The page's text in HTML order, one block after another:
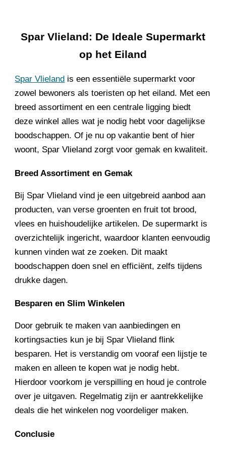
Spar Vlieland: De Ideale Supermarkt
op het Eiland
Spar Vlieland is een essentiële supermarkt voor
zowel bewoners als toeristen op het eiland. Met een
breed assortiment en een centrale ligging biedt
deze winkel alles wat je nodig hebt voor dagelijkse
boodschappen. Of je nu op vakantie bent of hier
woont, Spar Vlieland zorgt voor gemak en kwaliteit.
Breed Assortiment en Gemak
Bij Spar Vlieland vind je een uitgebreid aanbod aan
producten, van verse groenten en fruit tot brood,
vlees en huishoudelijke artikelen. De supermarkt is
overzichtelijk ingericht, waardoor klanten eenvoudig
kunnen vinden wat ze zoeken. Dit maakt
boodschappen doen snel en efficiënt, zelfs tijdens
drukke dagen.
Besparen en Slim Winkelen
Door gebruik te maken van aanbiedingen en
kortingsacties kun je bij Spar Vlieland flink
besparen. Het is verstandig om vooraf een lijstje te
maken en alleen te kopen wat je nodig hebt.
Hierdoor voorkom je verspilling en houd je controle
over je uitgaven. Regelmatig zijn er aantrekkelijke
deals die het winkelen nog voordeliger maken.
Conclusie